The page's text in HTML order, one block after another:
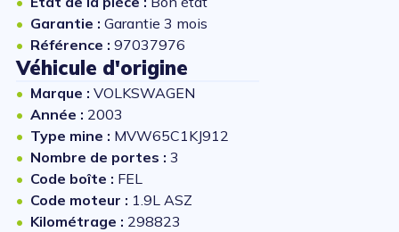
Garantie : Garantie 3 mois
Référence : 97037976
Véhicule d'origine
Marque : VOLKSWAGEN
Année : 2003
Type mine : MVW65C1KJ912
Nombre de portes : 3
Code boîte : FEL
Code moteur : 1.9L ASZ
Kilométrage : 298823